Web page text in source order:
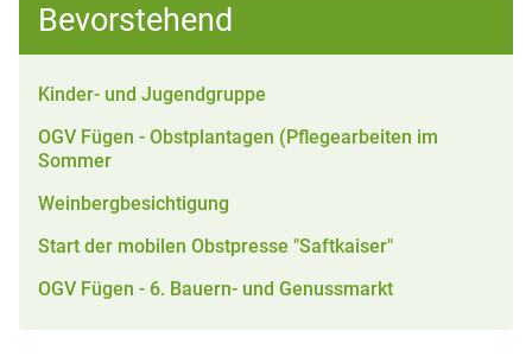
Bevorstehend
Kinder- und Jugendgruppe
OGV Fügen - Obstplantagen (Pflegearbeiten im
Sommer
Weinbergbesichtigung
Start der mobilen Obstpresse "Saftkaiser"
OGV Fügen - 6. Bauern- und Genussmarkt